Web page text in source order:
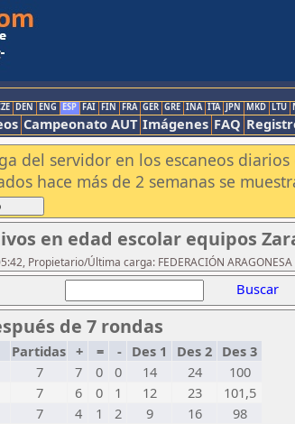
DEN ENG ESP FAI FIN FRA GER GRE INA ITA JPN MKD LTU
Campeonato AUT Imágenes FAQ
del servidor en los escaneos
hace más de 2 semanas se
en edad escolar equipos
Propietario/Última carga: FEDERACIÓN ARAGONESA
Buscar
de 7 rondas
Partidas + = - Des 1 Des 2 Des 3
7 7 0 0 14 24
100
7 6 0 1 12 23
101,5
7 4 1 2 9 16
98